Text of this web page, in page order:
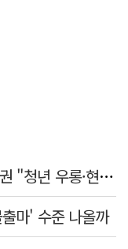
황희 '버스 하우스' 제안 후폭풍…야권 "청년 우롱·현실 괴리" 총공세
마' 수준 나올까